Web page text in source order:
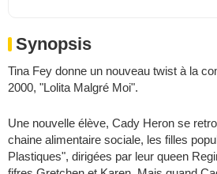
Synopsis
Tina Fey donne un nouveau twist à la
2000, "Lolita Malgré Moi".
Une nouvelle élève, Cady Heron se
chaine alimentaire sociale, les filles
Plastiques", dirigées par leur queen